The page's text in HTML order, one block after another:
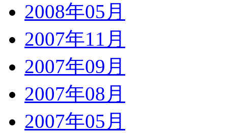
2008年05月
2007年11月
2007年09月
2007年08月
2007年05月